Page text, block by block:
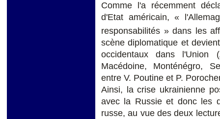
Comme l'a récemment
d'Etat américain, «
responsabilités » dans les
scène diplomatique et
occidentaux dans l'Union
Macédoine, Monténégro,
entre V. Poutine et P.
Ainsi, la crise ukrainienne
avec la Russie et donc les
russe, au vue des deux